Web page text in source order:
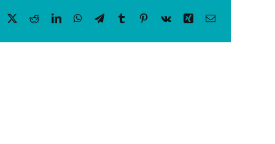
Facebook RedditLinkedInWhatsApp
TelegramTumblr Pinterest
Vk Xing Email